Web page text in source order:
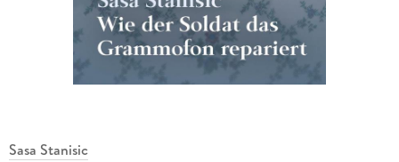
Sasa Stanisic